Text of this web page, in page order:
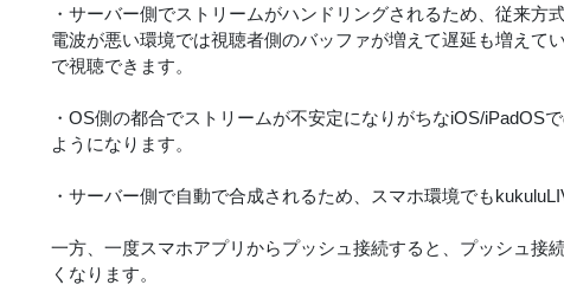
・サーバー側でストリームがハンドリングされるため、従来方
電波が悪い環境では視聴者側のバッファが増えて遅延も増えて
で視聴できます。
・OS側の都合でストリームが不安定になりがちなiOS/iPadOS
ようになります。
・サーバー側で自動で合成されるため、スマホ環境でも
一方、一度スマホアプリからプッシュ接続すると、プッシュ接
くなります。